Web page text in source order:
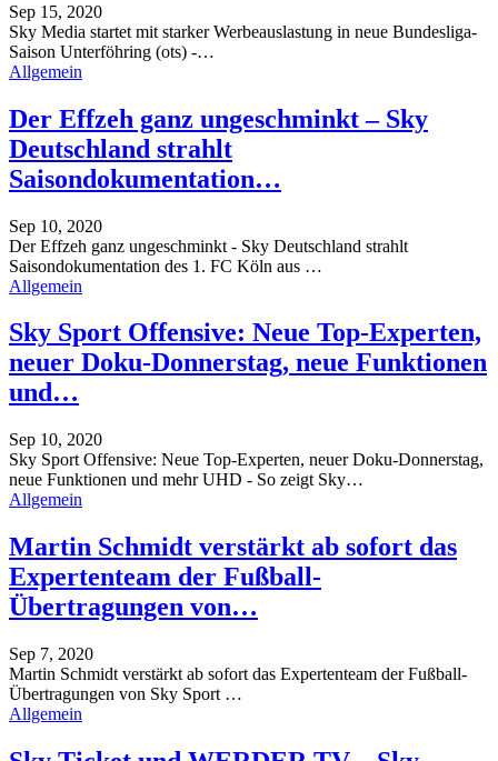
Sep 15, 2020
Sky Media startet mit starker Werbeauslastung in neue Bundesliga-
Saison Unterföhring (ots) -…
Allgemein
Der Effzeh ganz ungeschminkt – Sky
Deutschland strahlt
Saisondokumentation…
Sep 10, 2020
Der Effzeh ganz ungeschminkt - Sky Deutschland strahlt
Saisondokumentation des 1. FC Köln aus …
Allgemein
Sky Sport Offensive: Neue Top-Experten,
neuer Doku-Donnerstag, neue Funktionen
und…
Sep 10, 2020
Sky Sport Offensive: Neue Top-Experten, neuer Doku-Donnerstag,
neue Funktionen und mehr UHD - So zeigt Sky…
Allgemein
Martin Schmidt verstärkt ab sofort das
Expertenteam der Fußball-
Übertragungen von…
Sep 7, 2020
Martin Schmidt verstärkt ab sofort das Expertenteam der Fußball-
Übertragungen von Sky Sport …
Allgemein